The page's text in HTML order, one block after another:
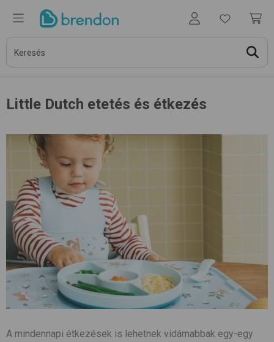
Little Dutch etetés és étkezés
A mindennapi étkezések is lehetnek vidámabbak egy-egy